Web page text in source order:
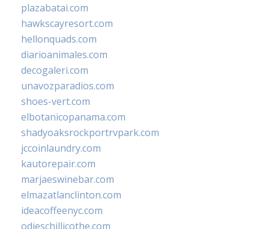
plazabatai.com
hawkscayresort.com
hellonquads.com
diarioanimales.com
decogaleri.com
unavozparadios.com
shoes-vert.com
elbotanicopanama.com
shadyoaksrockportrvpark.com
jccoinlaundry.com
kautorepair.com
marjaeswinebar.com
elmazatlanclinton.com
ideacoffeenyc.com
odieschillicothe.com